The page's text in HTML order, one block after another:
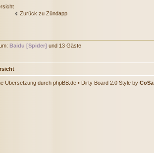
Zurück zu Zündapp
Baidu [Spider] und 13 Gäste
Übersetzung durch phpBB.de • Dirty Board 2.0 Style by